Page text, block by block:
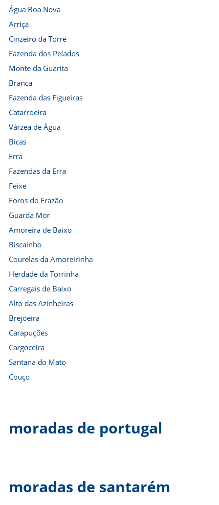
Água Boa Nova
Arriça
Cinzeiro da Torre
Fazenda dos Pelados
Monte da Guarita
Branca
Fazenda das Figueiras
Catarroeira
Várzea de Água
Bicas
Erra
Fazendas da Erra
Feixe
Foros do Frazão
Guarda Mor
Amoreira de Baixo
Biscainho
Courelas da Amoreirinha
Herdade da Torrinha
Carregais de Baixo
Alto das Azinheiras
Brejoeira
Carapuções
Cargoceira
Santana do Mato
Couço
moradas de portugal
moradas de santarém